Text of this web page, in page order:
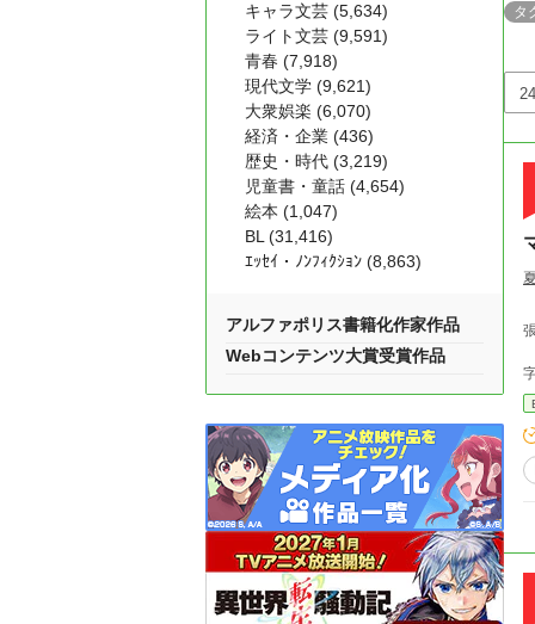
タ
キャラ文芸 (5,634)
ライト文芸 (9,591)
青春 (7,918)
現代文学 (9,621)
大衆娯楽 (6,070)
経済・企業 (436)
歴史・時代 (3,219)
児童書・童話 (4,654)
絵本 (1,047)
BL (31,416)
ｴｯｾｲ・ﾉﾝﾌｨｸｼｮﾝ (8,863)
アルファポリス書籍化作家作品
Webコンテンツ大賞受賞作品